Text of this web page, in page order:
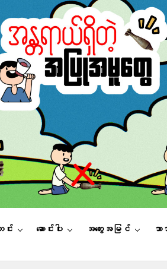
း ဆောင်းပါး အတွေးအမြင် ဘာ